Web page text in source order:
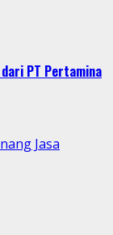
PT Pertamina
Jasa